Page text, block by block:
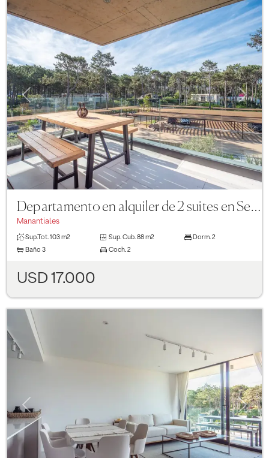
Previous Next
Departamento en alquiler de 2 suites en Sense Manantiales
Manantiales
Sup.Tot.103 m2 Sup. Cub. 88 m2 Dorm. 2
Baño 3 Coch. 2
USD 17.000
Previous Next